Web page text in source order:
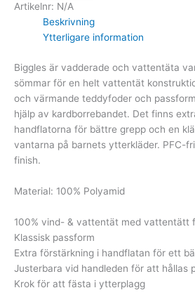
Artikelnr: N/A
Beskrivning
Ytterligare information
Biggles är vadderade och vattentäta
sömmar för en helt vattentät
och värmande teddyfoder och
hjälp av kardborrebandet. Det finns
handflatorna för bättre grepp och en
vantarna på barnets ytterkläder. PFC-
finish.
Material: 100% Polyamid
100% vind- & vattentät med vattentätt
Klassisk passform
Extra förstärkning i handflatan för ett
Justerbara vid handleden för att hållas
Krok för att fästa i ytterplagg